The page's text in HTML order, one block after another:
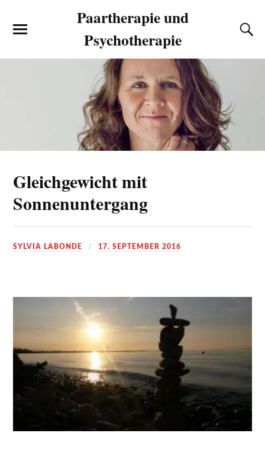
Paartherapie und
Psychotherapie
Gleichgewicht mit
Sonnenuntergang
SYLVIA LABONDE 17. SEPTEMBER 2016